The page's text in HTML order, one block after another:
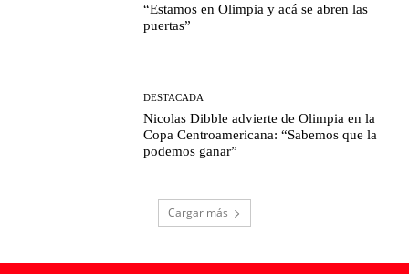
“Estamos en Olimpia y acá se abren las
puertas”
DESTACADA
Nicolas Dibble advierte de Olimpia en la
Copa Centroamericana: “Sabemos que la
podemos ganar”
Cargar más